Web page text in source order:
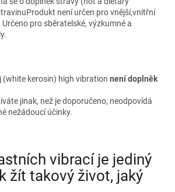
není určen pro vnější,vnitřní
pro sběratelské, výzkumné a
(white kerosin) high vibration není doplněk
jinak, než je doporučeno, neodpovídá
nežádoucí účinky.
vibrací je jediný
žít takový život, jaký